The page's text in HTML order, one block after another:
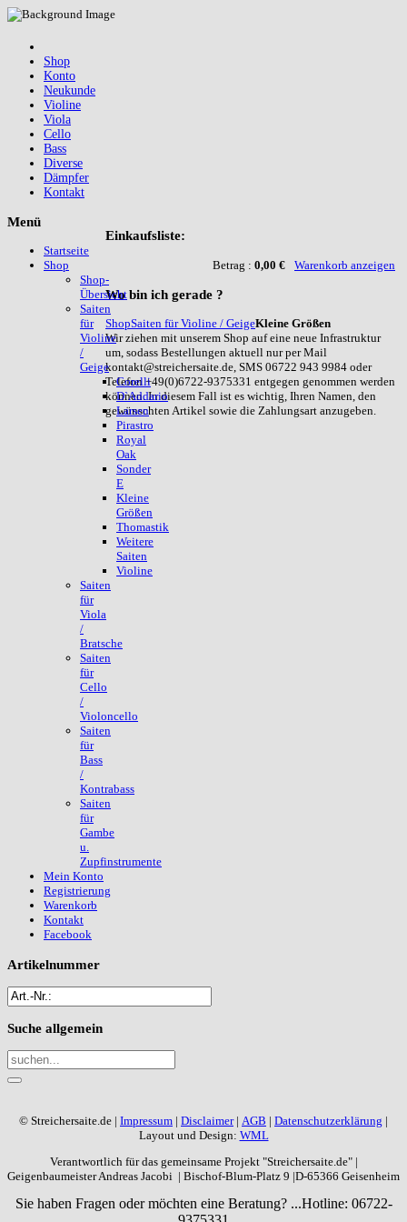
Shop
Konto
Neukunde
Violine
Viola
Cello
Bass
Diverse
Dämpfer
Kontakt
Einkaufsliste:
Betrag : 0,00 € Warenkorb anzeigen
Wobin ich gerade ?
ShopSaiten für Violine / GeigeKleine Größen
Wir ziehen mit unserem Shop auf eine neue Infrastruktur
um, sodass Bestellungen aktuell nur per Mail
kontakt@streichersaite.de, SMS 06722 943 9984 oder
Telefon +49(0)6722-9375331 entgegen genommen werden
können. In diesem Fall ist es wichtig, Ihren Namen, den
gewünschten Artikel sowie die Zahlungsart anzugeben.
Menü
Startseite
Shop
Shop-
Übersicht
Saiten
für
Violine
/
Geige
Corelli
D`Addario
Larsen
Pirastro
Royal
Oak
Sonder
E
Kleine
Größen
Thomastik
Weitere
Saiten
Violine
Saiten
für
Viola
/
Bratsche
Saiten
für
Cello
/
Violoncello
Saiten
für
Bass
/
Kontrabass
Saiten
für
Gambe
u.
Zupfinstrumente
Mein Konto
Registrierung
Warenkorb
Kontakt
Facebook
Artikelnummer
Suche allgemein
© Streichersaite.de | Impressum | Disclaimer| AGB | Datenschutzerklärung |
Layout und Design: WML
Verantwortlich für das gemeinsame Projekt "Streichersaite.de" |
Geigenbaumeister Andreas Jacobi | Bischof-Blum-Platz 9 |D-65366 Geisenheim
Sie haben Fragen oder möchten eine Beratung? ...Hotline: 06722-